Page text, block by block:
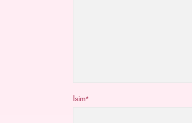
İsim*